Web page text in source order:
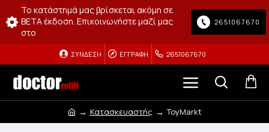
Το κατάστημά μας βρίσκεται ακόμη σε
BETA έκδοση. Επικοινωνήστε μαζί μας
στο
2651067670
ΣΎΝΔΕΣΗ ΕΓΓΡΑΦΉ 2651067670
Κατασκευαστής ToyMarkt